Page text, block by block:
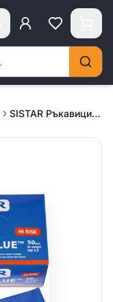
SISTAR Ръкавици Protection Blue L